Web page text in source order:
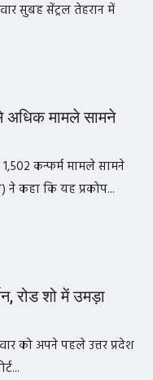
सुबह सेंट्रल तेहरान में
अधिक मामले सामने
कन्फर्म मामले सामने
ने कहा कि यह प्रकोप...
रोड शो में उमड़ा
को अपने पहले उत्तर प्रदेश